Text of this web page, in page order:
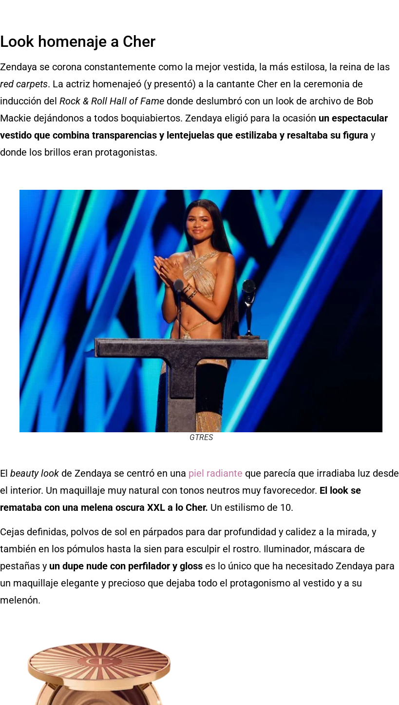
Look homenaje a Cher
Zendaya se corona constantemente como la mejor vestida, la más estilosa, la reina de las
red carpets. La actriz homenajeó (y presentó) a la cantante Cher en la ceremonia de
inducción del Rock & Roll Hall of Fame donde deslumbró con un look de archivo de Bob
Mackie dejándonos a todos boquiabiertos. Zendaya eligió para la ocasión un espectacular
vestido que combina transparencias y lentejuelas que estilizaba y resaltaba su figura y
donde los brillos eran protagonistas.
GTRES
El beauty look de Zendaya se centró en una piel radiante que parecía que irradiaba luz desde
el interior. Un maquillaje muy natural con tonos neutros muy favorecedor. El look se
remataba con una melena oscura XXL a lo Cher. Un estilismo de 10.
Cejas definidas, polvos de sol en párpados para dar profundidad y calidez a la mirada, y
también en los pómulos hasta la sien para esculpir el rostro. Iluminador, máscara de
pestañas y un dupe nude con perfilador y gloss es lo único que ha necesitado Zendaya para
un maquillaje elegante y precioso que dejaba todo el protagonismo al vestido y a su
melenón.